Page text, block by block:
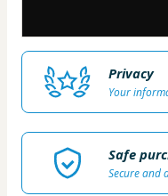
Privacy
Your
Safe
Secure and